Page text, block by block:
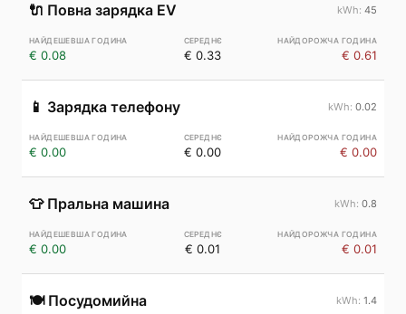
🔌 Повна зарядка EV 45
€ 0.08 € 0.33 € 0.61
📱 Зарядка телефону 0.02
€ 0.00 € 0.00 € 0.00
👕 Пральна машина 0.8
€ 0.00 € 0.01 € 0.01
🍽️ Посудомийна 1.4